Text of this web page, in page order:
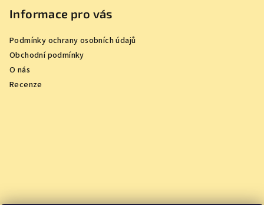
Informace pro vás
Podmínky ochrany osobních údajů
Obchodní podmínky
O nás
Recenze